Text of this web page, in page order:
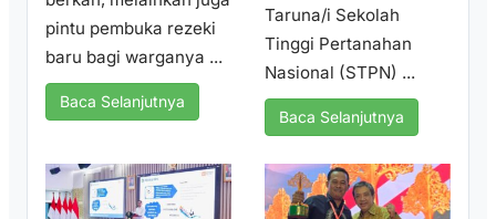
pintu pembuka rezeki
baru bagi warganya ...
Baca Selanjutnya
Taruna/i Sekolah
Tinggi Pertanahan
Nasional (STPN) ...
Baca Selanjutnya